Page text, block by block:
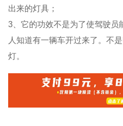
出来的灯具；
3、它的功效不是为了使驾驶员
人知道有一辆车开过来了。不
灯。